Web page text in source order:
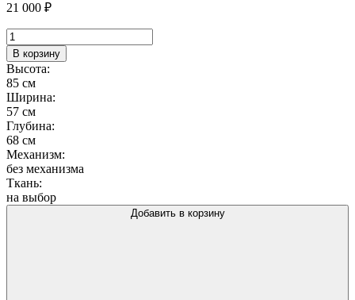
21 000 ₽
Количество
товара
Стул
"VERN"
В корзину
Высота:
85 см
Ширина:
57 см
Глубина:
68 см
Механизм:
без механизма
Ткань:
на выбор
Добавить в корзину